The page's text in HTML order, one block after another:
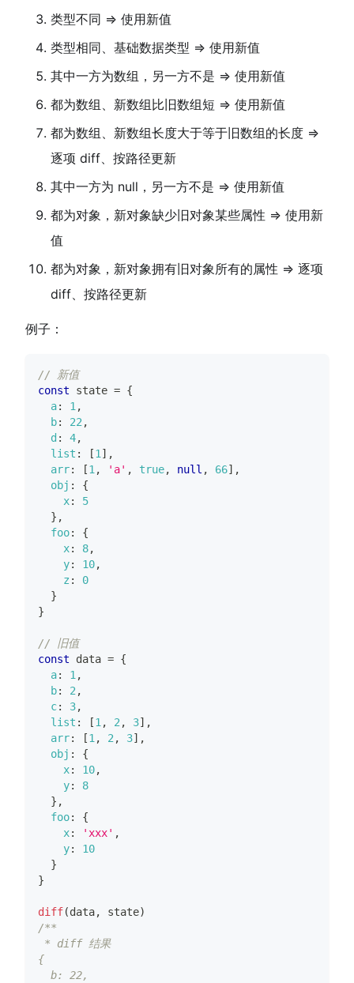
类型不同 => 使用新值
类型相同、基础数据类型 => 使用新值
其中一方为数组，另一方不是 => 使用新值
都为数组、新数组比旧数组短 => 使用新值
都为数组、新数组长度大于等于旧数组的长度 =>
逐项 diff、按路径更新
其中一方为 null，另一方不是 => 使用新值
都为对象，新对象缺少旧对象某些属性 => 使用新
值
都为对象，新对象拥有旧对象所有的属性 => 逐项
diff、按路径更新
例子：
// 新值
const state = {
a: 1 ,
b: 22 ,
d : 4,
list : [1 ] ,
arr: [1 , 'a' , true, null , 66] ,
obj :
{
x:
5
} ,
foo:
{
x: 8,
y: 10,
z :
0
}
}
// 旧值
const data = {
a: 1 ,
b: 2 ,
c: 3,
list : [1 , 2 , 3] ,
arr: [1 , 2 , 3] ,
obj :
{
x: 10,
y:
8
} ,
foo:
{
x: 'xxx' ,
y:
10
}
}
diff(data, state)
/**
* diff 结果
{
  b: 22,